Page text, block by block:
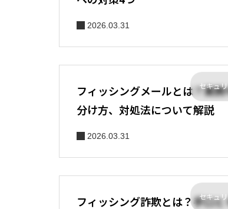
2026.03.31
セキュ
フィッシングメールとは？実例
分け方、対処法について解説
2026.03.31
セキュ
フィッシング詐欺とは？手口と